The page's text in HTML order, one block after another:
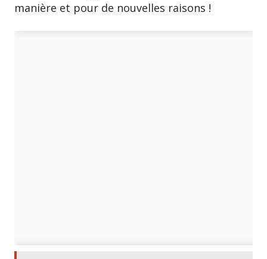
manière et pour de nouvelles raisons !